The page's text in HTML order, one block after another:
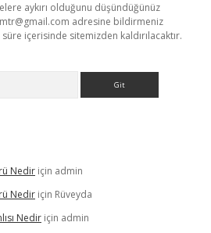
aykırı olduğunu düşündüğünüz
adresine bildirmeniz
içerisinde sitemizden kaldırılacaktır.
Nedir için admin
Nedir için Rüveyda
Nedir için admin